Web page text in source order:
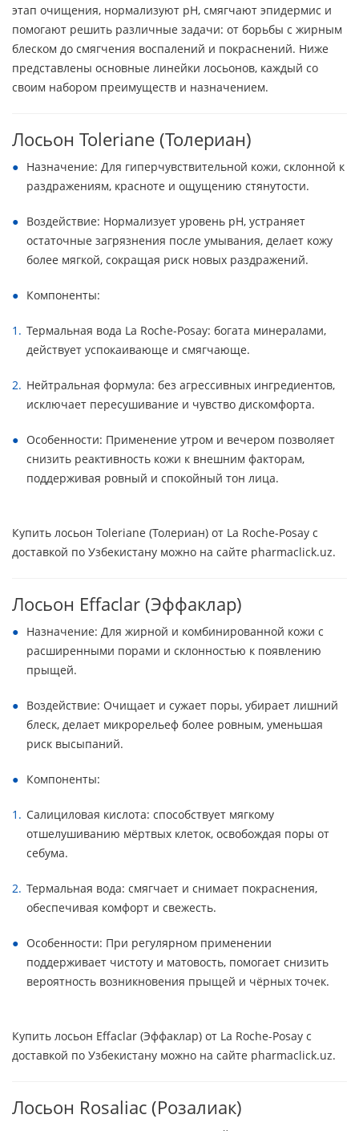
этап очищения, нормализуют pH, смягчают эпидермис и
помогают решить различные задачи: от борьбы с жирным
блеском до смягчения воспалений и покраснений. Ниже
представлены основные линейки лосьонов, каждый со
своим набором преимуществ и назначением.
Лосьон Toleriane (Толериан)
Назначение: Для гиперчувствительной кожи, склонной к
раздражениям, красноте и ощущению стянутости.
Воздействие: Нормализует уровень pH, устраняет
остаточные загрязнения после умывания, делает кожу
более мягкой, сокращая риск новых раздражений.
Компоненты:
Термальная вода La Roche-Posay: богата минералами,
действует успокаивающе и смягчающе.
Нейтральная формула: без агрессивных ингредиентов,
исключает пересушивание и чувство дискомфорта.
Особенности: Применение утром и вечером позволяет
снизить реактивность кожи к внешним факторам,
поддерживая ровный и спокойный тон лица.
Купить лосьон Toleriane (Толериан) от La Roche-Posay с
доставкой по Узбекистану можно на сайте pharmaclick.uz.
Лосьон Effaclar (Эффаклар)
Назначение: Для жирной и комбинированной кожи с
расширенными порами и склонностью к появлению
прыщей.
Воздействие: Очищает и сужает поры, убирает лишний
блеск, делает микрорельеф более ровным, уменьшая
риск высыпаний.
Компоненты:
Салициловая кислота: способствует мягкому
отшелушиванию мёртвых клеток, освобождая поры от
себума.
Термальная вода: смягчает и снимает покраснения,
обеспечивая комфорт и свежесть.
Особенности: При регулярном применении
поддерживает чистоту и матовость, помогает снизить
вероятность возникновения прыщей и чёрных точек.
Купить лосьон Effaclar (Эффаклар) от La Roche-Posay с
доставкой по Узбекистану можно на сайте pharmaclick.uz.
Лосьон Rosaliac (Розалиак)